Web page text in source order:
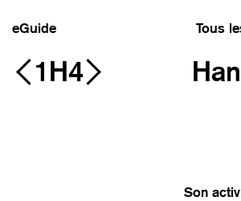
eGuide Tous
1H4
Son